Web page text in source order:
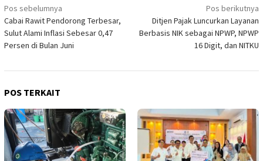
Navigasi
pos
Pos sebelumnya
Cabai Rawit Pendorong Terbesar,
Sulut Alami Inflasi Sebesar 0,47
Persen di Bulan Juni
Pos berikutnya
Ditjen Pajak Luncurkan Layanan
Berbasis NIK sebagai NPWP, NPWP
16 Digit, dan NITKU
POS TERKAIT